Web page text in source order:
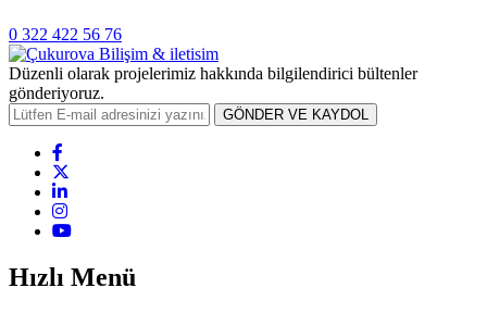
0 322 422 56 76
Düzenli olarak projelerimiz hakkında bilgilendirici bültenler
gönderiyoruz.
GÖNDER VE KAYDOL
Hızlı Menü